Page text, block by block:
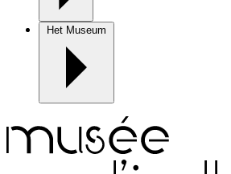
Het Museum